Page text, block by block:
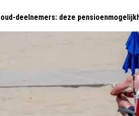
deelnemers: deze